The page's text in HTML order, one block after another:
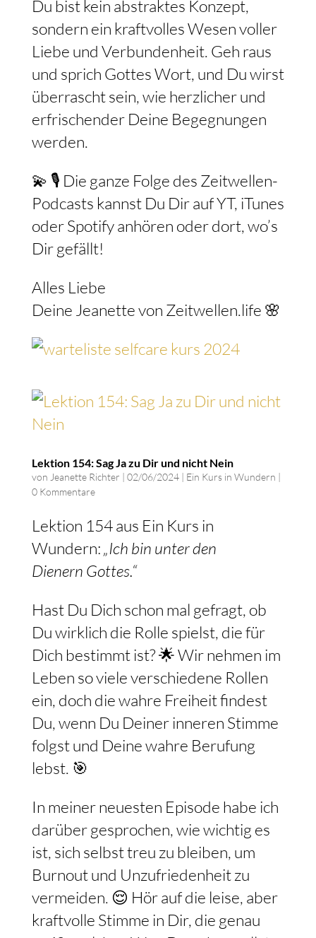
Du bist kein abstraktes Konzept,
sondern ein kraftvolles Wesen voller
Liebe und Verbundenheit. Geh raus
und sprich Gottes Wort, und Du wirst
überrascht sein, wie herzlicher und
erfrischender Deine Begegnungen
werden.
💫 🎙️ Die ganze Folge des Zeitwellen-
Podcasts kannst Du Dir auf YT, iTunes
oder Spotify anhören oder dort, wo’s
Dir gefällt!
Alles Liebe
Deine Jeanette von Zeitwellen.life 🌸
Lektion 154: Sag Ja zu Dir und nicht Nein
von Jeanette Richter | 02/06/2024| Ein Kurs in Wundern |
0 Kommentare
Lektion 154 aus Ein Kurs in
Wundern: „Ich bin unter den
Dienern Gottes.“
Hast Du Dich schon mal gefragt, ob
Du wirklich die Rolle spielst, die für
Dich bestimmt ist? 🌟 Wir nehmen im
Leben so viele verschiedene Rollen
ein, doch die wahre Freiheit findest
Du, wenn Du Deiner inneren Stimme
folgst und Deine wahre Berufung
lebst. 🎯
In meiner neuesten Episode habe ich
darüber gesprochen, wie wichtig es
ist, sich selbst treu zu bleiben, um
Burnout und Unzufriedenheit zu
vermeiden. 😌 Hör auf die leise, aber
kraftvolle Stimme in Dir, die genau